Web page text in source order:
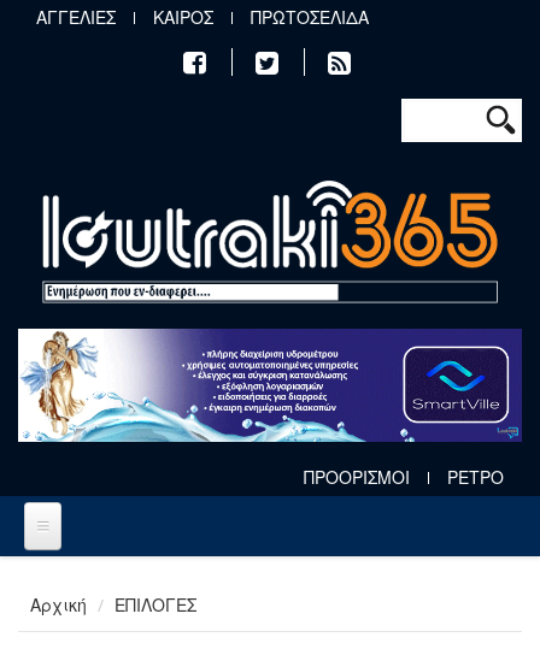
Παράκαμψη προς το κυρίως περιεχόμενο
ΑΓΓΕΛΙΕΣ ΚΑΙΡΟΣ ΠΡΩΤΟΣΕΛΙΔΑ
Φόρμα
Αναζήτηση
ΠΡΟΟΡΙΣΜΟΙ ΡΕΤΡΟ
Αρχική ΕΠΙΛΟΓΕΣ